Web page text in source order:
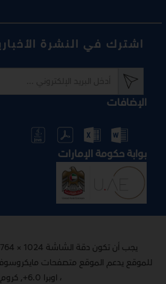
اشترك في النشرة
الإضافات
بوابة حكومة الإمارات
يجب أن تكون دقة الشاشة 1024 × 764 لأفضل تصفح للموقع
، اوبرا 6.0+, كروم